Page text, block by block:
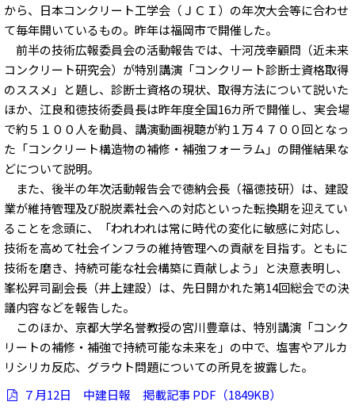
から、日本コンクリート工学会（ＪＣＩ）の年次大会等に合わせ
て毎年開いているもの。昨年は福岡市で開催した。
前半の技術広報委員会の活動報告では、十河茂幸顧問（近未来
コンクリート研究会）が特別講演「コンクリート診断士資格取得
のススメ」と題し、診断士資格の現状、取得方法について説いた
ほか、江良和徳技術委員長は昨年度全国16カ所で開催し、実会場
で約５１００人を動員、講演動画視聴が約１万４７００回となっ
た「コンクリート構造物の補修・補強フォーラム」の開催結果な
どについて説明。
また、後半の年次活動報告会で徳納会長（福徳技研）は、建設
業が維持管理及び脱炭素社会への対応といった転換期を迎えてい
ることを念頭に、「われわれは常に時代の変化に敏感に対応し、
技術を高めて社会インフラの維持管理への貢献を目指す。ともに
技術を磨き、持続可能な社会構築に貢献しよう」と決意表明し、
峯松昇司副会長（井上建設）は、先日開かれた第14回総会での決
議内容などを報告した。
このほか、京都大学名誉教授の宮川豊章は、特別講演「コンク
リートの補修・補強で持続可能な未来を」の中で、塩害やアルカ
リシリカ反応、グラウト問題についての所見を披露した。
７月12日 中建日報 掲載記事 PDF（1849KB）